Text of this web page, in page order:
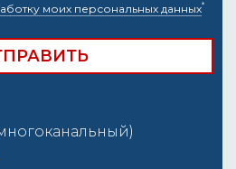
моих персональных данных*